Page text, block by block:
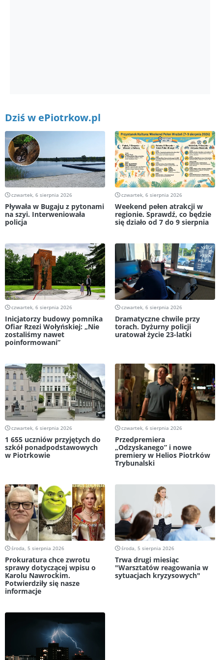
Dziś w ePiotrkow.pl
czwartek, 6 sierpnia 2026
Pływała w Bugaju z pytonami
na szyi. Interweniowała
policja
czwartek, 6 sierpnia 2026
Weekend pełen atrakcji w
regionie. Sprawdź, co będzie
się działo od 7 do 9 sierpnia
czwartek, 6 sierpnia 2026
Inicjatorzy budowy pomnika
Ofiar Rzezi Wołyńskiej: „Nie
zostaliśmy nawet
poinformowani”
czwartek, 6 sierpnia 2026
Dramatyczne chwile przy
torach. Dyżurny policji
uratował życie 23-latki
czwartek, 6 sierpnia 2026
1 655 uczniów przyjętych do
szkół ponadpodstawowych
w Piotrkowie
czwartek, 6 sierpnia 2026
Przedpremiera
„Odzyskanego” i nowe
premiery w Helios Piotrków
Trybunalski
środa, 5 sierpnia 2026
Prokuratura chce zwrotu
sprawy dotyczącej wpisu o
Karolu Nawrockim.
Potwierdziły się nasze
informacje
środa, 5 sierpnia 2026
Trwa drugi miesiąc
"Warsztatów reagowania w
sytuacjach kryzysowych"